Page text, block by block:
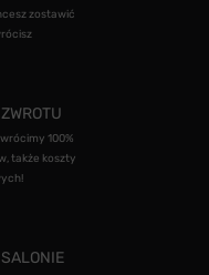
zostawić
100%
także koszty